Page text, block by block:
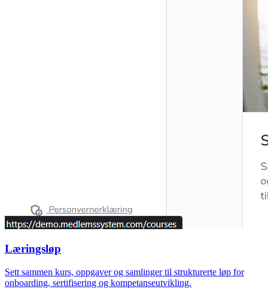
Læringsløp
Sett sammen kurs, oppgaver og samlinger til strukturerte løp for
onboarding, sertifisering og kompetanseutvikling.